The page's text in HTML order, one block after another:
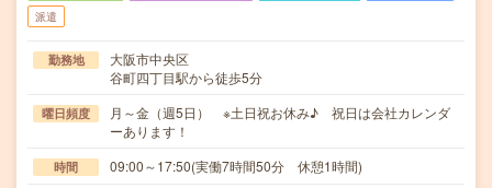
派遣
勤務地
大阪市中央区
谷町四丁目駅から徒歩5分
曜日頻度
月～金（週5日） ※土日祝お休み♪ 祝日は会社カレンダ
ーあります！
時間 09:00～17:50(実働7時間50分 休憩1時間)